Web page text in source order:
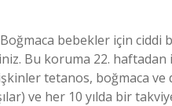
bebekler için ciddi
Bu koruma 22. haftadan
tetanos, boğmaca ve
ve her 10 yılda bir